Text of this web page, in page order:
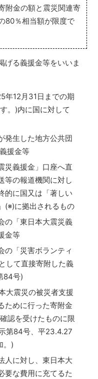
金の額と震災関連寄
80％相当額が限度で
る義援金等をいいま
年12月31日までの期
。)内に国に対して
発生した地方公共団
援金等
災義援金」口座へ直
等の報道機関に対し
的に国又は「著しい
(※)に拠出されるもの
の「東日本大震災義
金等
「災害ボランティ
して直接寄附した義
84号)
大震災の被災者支援
ために行った寄附金
認を受けたものに限
第84号、平23.4.27
。)
人に対し、東日本大
要な費用に充てるた